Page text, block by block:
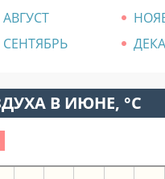
АВГУСТ
СЕНТЯБРЬ
В ИЮНЕ, °C